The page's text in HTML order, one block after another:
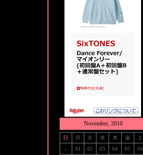
November, 2010
日 月 火 水 木 金
土
-
01 02 03 04 05
06